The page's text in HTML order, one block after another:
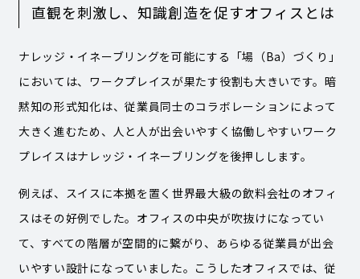
直観を刺激し、知識創造を促すオフィスとは
ナレッジ・イネーブリングを可能にする「場（Ba）づくり」
においては、ワークプレイスが果たす役割も大きいです。暗
黙知の形式知化は、従業員同士のコラボレーションによって
大きく進むため、人と人が出会いやすく協働しやすいワーク
プレイスはナレッジ・イネーブリングを後押しします。
例えば、スイスに本拠を置く世界最大級の飲料会社のオフィ
スはその好例でした。オフィスの中央が吹抜けになってい
て、すべての階層が空間的に繋がり、あらゆる従業員が出会
いやすい設計になっていました。こうしたオフィスでは、従